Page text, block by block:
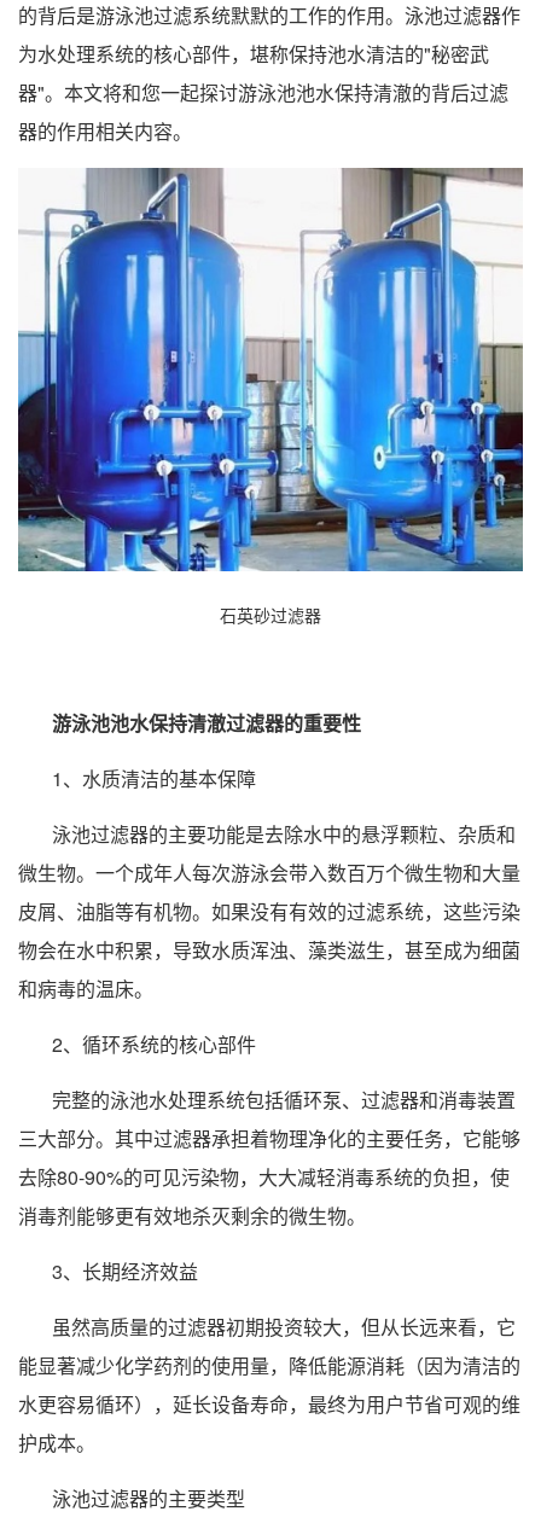
的背后是游泳池过滤系统默默的工作的作用。泳池过滤器作
为水处理系统的核心部件，堪称保持池水清洁的"秘密武
器"。本文将和您一起探讨游泳池池水保持清澈的背后过滤
器的作用相关内容。
石英砂过滤器
游泳池池水保持清澈过滤器的重要性
1、水质清洁的基本保障
泳池过滤器的主要功能是去除水中的悬浮颗粒、杂质和
微生物。一个成年人每次游泳会带入数百万个微生物和大量
皮屑、油脂等有机物。如果没有有效的过滤系统，这些污染
物会在水中积累，导致水质浑浊、藻类滋生，甚至成为细菌
和病毒的温床。
2、循环系统的核心部件
完整的泳池水处理系统包括循环泵、过滤器和消毒装置
三大部分。其中过滤器承担着物理净化的主要任务，它能够
去除80-90%的可见污染物，大大减轻消毒系统的负担，使
消毒剂能够更有效地杀灭剩余的微生物。
3、长期经济效益
虽然高质量的过滤器初期投资较大，但从长远来看，它
能显著减少化学药剂的使用量，降低能源消耗（因为清洁的
水更容易循环），延长设备寿命，最终为用户节省可观的维
护成本。
泳池过滤器的主要类型